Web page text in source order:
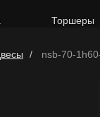
Торшеры
nsb-70-